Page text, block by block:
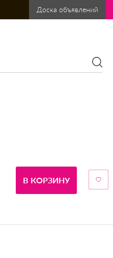
Доска объявлений
В КОРЗИНУ